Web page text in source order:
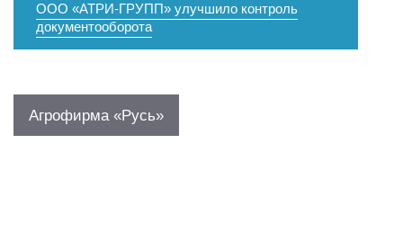
ООО «АТРИ-ГРУПП» улучшило контроль
документооборота
Агрофирма «Русь»